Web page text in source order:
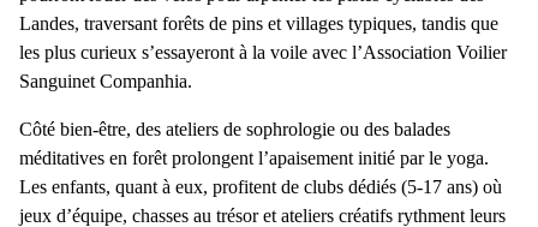
Landes, traversant forêts de pins et villages typiques, tandis que
les plus curieux s’essayeront à la voile avec l’Association Voilier
Sanguinet Companhia.
Côté bien-être, des ateliers de sophrologie ou des balades
méditatives en forêt prolongent l’apaisement initié par le yoga.
Les enfants, quant à eux, profitent de clubs dédiés (5-17 ans) où
jeux d’équipe, chasses au trésor et ateliers créatifs rythment leurs